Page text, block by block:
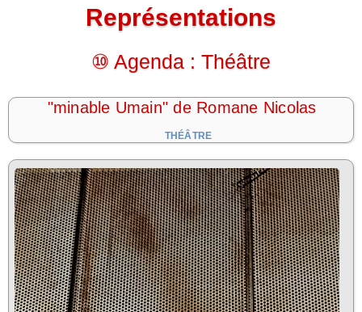
Représentations
⑩ Agenda : Théâtre
"minable Umain" de Romane Nicolas
THÉÂTRE